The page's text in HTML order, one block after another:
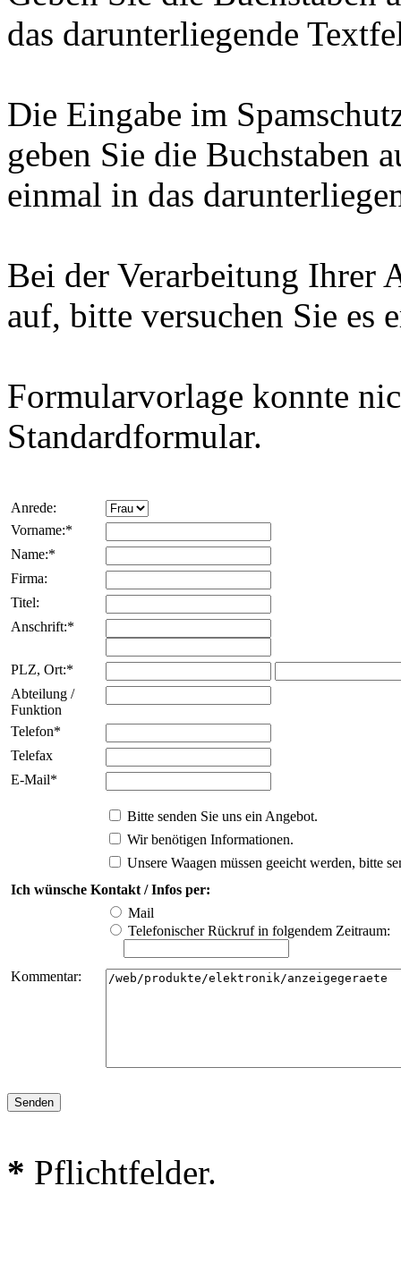
das darunterliegende
Die Eingabe im
geben Sie die Buchstaben
einmal in das
Bei der Verarbeitung Ihrer
auf, bitte versuchen Sie es
Formularvorlage konnte
Standardformular.
Anrede:
Vorname:*
Name:*
Firma:
Titel:
Anschrift:*
PLZ, Ort:*
Abteilung /
Funktion
Telefon*
Telefax
E-Mail*
Bitte senden Sie uns ein Angebot.
Wir benötigen Informationen.
Unsere Waagen müssen geeicht werden, bitte
Ich wünsche Kontakt / Infos per:
Mail
Telefonischer Rückruf in folgendem Zeitraum:
Kommentar:
* Pflichtfelder.